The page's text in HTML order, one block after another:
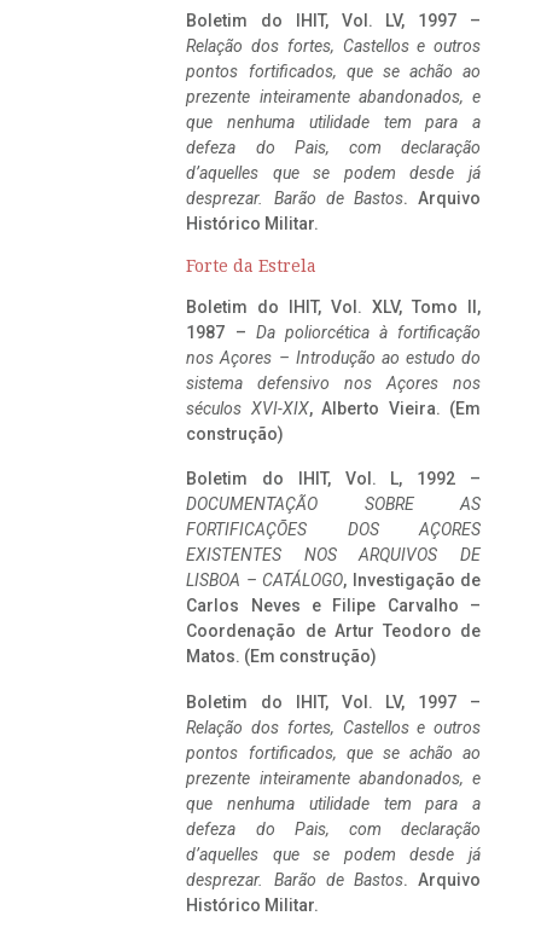
Boletim do IHIT, Vol. LV, 1997 –
Relação dos fortes, Castellos e outros
pontos fortificados, que se achão ao
prezente inteiramente abandonados, e
que nenhuma utilidade tem para a
defeza do Pais, com declaração
d’aquelles que se podem desde já
desprezar. Barão de Bastos. Arquivo
Histórico Militar.
Forte da Estrela
Boletim do IHIT, Vol. XLV, Tomo II,
1987 – Da poliorcética à fortificação
nos Açores – Introdução ao estudo do
sistema defensivo nos Açores nos
séculos XVI-XIX, Alberto Vieira. (Em
construção)
Boletim do IHIT, Vol. L, 1992 –
DOCUMENTAÇÃO SOBRE AS
FORTIFICAÇÕES DOS AÇORES
EXISTENTES NOS ARQUIVOS DE
LISBOA – CATÁLOGO, Investigação de
Carlos Neves e Filipe Carvalho –
Coordenação de Artur Teodoro de
Matos. (Em construção)
Boletim do IHIT, Vol. LV, 1997 –
Relação dos fortes, Castellos e outros
pontos fortificados, que se achão ao
prezente inteiramente abandonados, e
que nenhuma utilidade tem para a
defeza do Pais, com declaração
d’aquelles que se podem desde já
desprezar. Barão de Bastos. Arquivo
Histórico Militar.